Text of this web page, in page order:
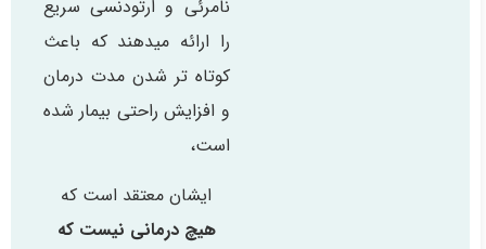
نامرئی و ارتودنسی سریع
را ارائه میدهند که باعث
کوتاه تر شدن مدت درمان
و افزایش راحتی بیمار شده
است،
ایشان معتقد است که
هیچ درمانی نیست که